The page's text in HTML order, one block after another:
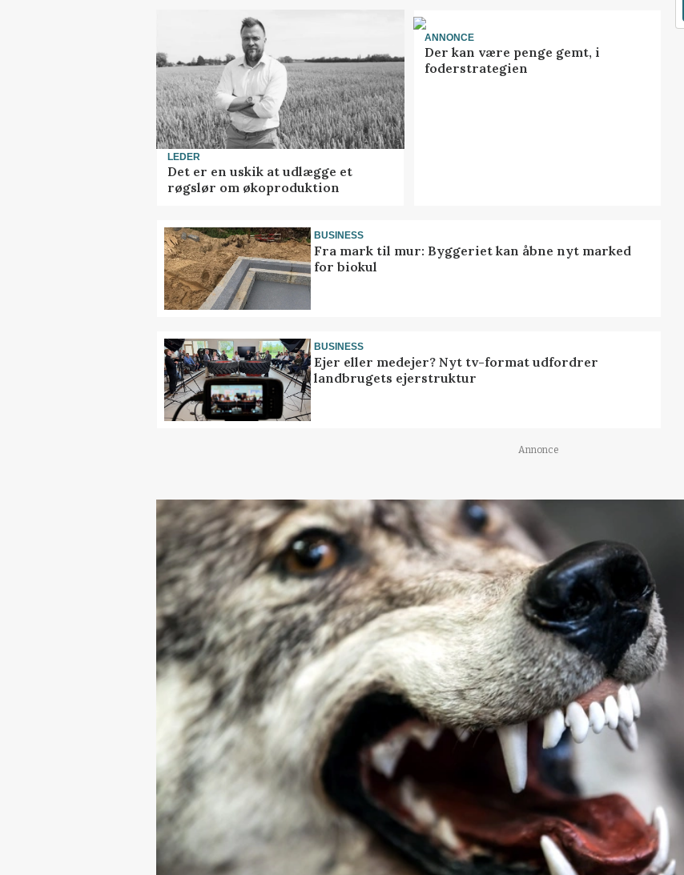
LEDER
Det er en uskik at udlægge et
røgslør om økoproduktion
ANNONCE
Der kan være penge gemt, i
foderstrategien
BUSINESS
Fra mark til mur: Byggeriet kan åbne nyt marked
for biokul
BUSINESS
Ejer eller medejer? Nyt tv-format udfordrer
landbrugets ejerstruktur
Annonce